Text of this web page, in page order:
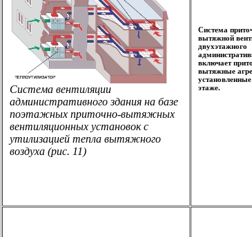
Система вентиляции
административного здания на базе
поэтажных приточно-вытяжных
вентиляционных установок с
утилизацией тепла вытяжного
воздуха (рис. 11)
Система
вытяжной
двухэтажного
включает
вытяжные
этаже.